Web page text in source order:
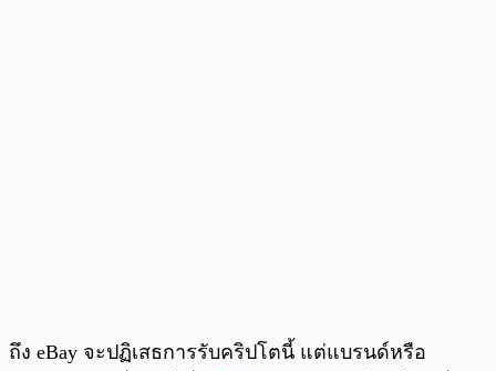
ถึง eBay จะปฏิเสธการรับคริปโตนี้ แต่แบรนด์หรือ